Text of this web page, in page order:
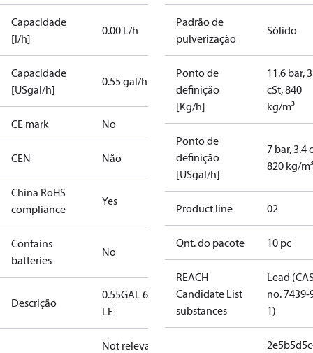
Capacidade
[l/h]
0.00 L/h
Capacidade
[USgal/h]
0.55 gal/h
CE mark No
CEN Não
China RoHS
compliance
Yes
Contains
batteries
No
Descrição
0.55GAL 60S
LE
Not relevant
Padrão de
pulverização
Sólido
Ponto de
definição
[Kg/h]
11.6 bar,
cSt, 840
kg/m³
Ponto de
definição
[USgal/h]
7 bar, 3.4
820 kg/m³
Product line 02
Qnt. do pacote 10 pc
REACH
Candidate List
substances
Lead
no. 7439-
1)